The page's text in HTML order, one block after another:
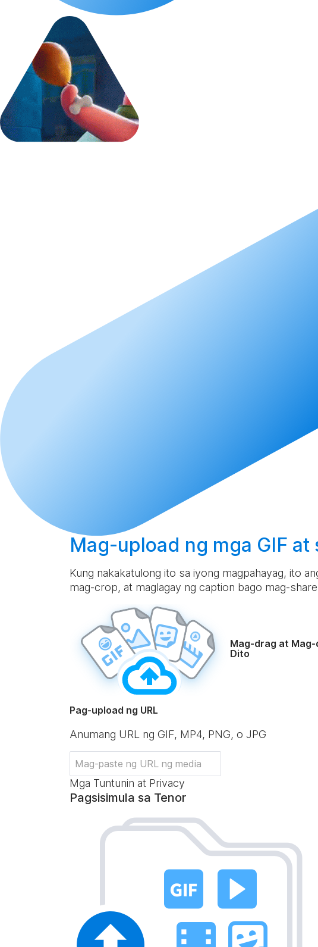
Mag-upload ng mga GIF at
Kung nakakatulong ito sa iyong magpahayag, ito
mag-crop, at maglagay ng caption bago mag-
Mag-drag at
Dito
Pag-upload ng URL
Anumang URL ng GIF, MP4, PNG, o JPG
Mga Tuntunin at Privacy
Pagsisimula sa Tenor